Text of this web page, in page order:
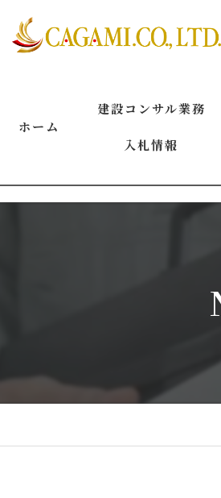
ホーム
建設コンサル業務
入札情報